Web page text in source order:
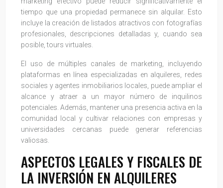
tiempo que una propiedad permanece sin alquilar. Esto
incluye la creación de listados atractivos con fotografías
profesionales, descripciones detalladas y, cuando sea
posible, tours virtuales.
El uso de múltiples canales de marketing, incluyendo
plataformas en línea especializadas en alquileres, redes
sociales y agentes inmobiliarios locales, puede ampliar el
alcance y atraer a un mayor número de inquilinos
potenciales. Además, mantener una presencia activa en la
comunidad local y cultivar relaciones con empresas y
universidades cercanas puede generar referencias
valiosas.
ASPECTOS LEGALES Y FISCALES DE
LA INVERSIÓN EN ALQUILERES